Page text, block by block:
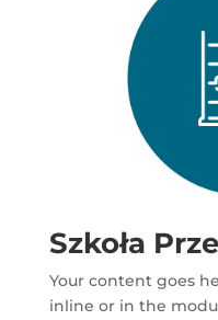
Szkoła
Your content goes
inline or in the